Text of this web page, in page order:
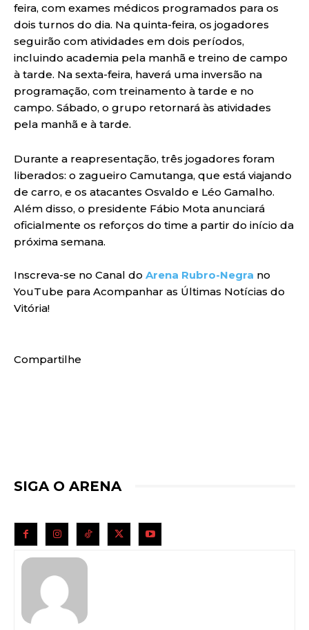
feira, com exames médicos programados para os
dois turnos do dia. Na quinta-feira, os jogadores
seguirão com atividades em dois períodos,
incluindo academia pela manhã e treino de campo
à tarde. Na sexta-feira, haverá uma inversão na
programação, com treinamento à tarde e no
campo. Sábado, o grupo retornará às atividades
pela manhã e à tarde.
Durante a reapresentação, três jogadores foram
liberados: o zagueiro Camutanga, que está viajando
de carro, e os atacantes Osvaldo e Léo Gamalho.
Além disso, o presidente Fábio Mota anunciará
oficialmente os reforços do time a partir do início da
próxima semana.
Inscreva-se no Canal do Arena Rubro-Negra no
YouTube para Acompanhar as Últimas Notícias do
Vitória!
Compartilhe
SIGA O ARENA